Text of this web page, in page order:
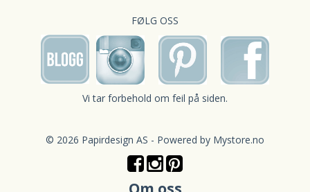
FØLG OSS
Vi tar forbehold om feil på siden.
© 2026 Papirdesign AS - Powered by Mystore.no